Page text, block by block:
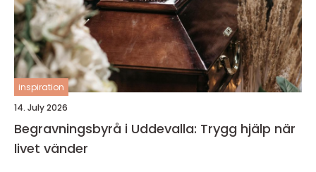
inspiration
14. July 2026
Begravningsbyrå i Uddevalla: Trygg hjälp när
livet vänder